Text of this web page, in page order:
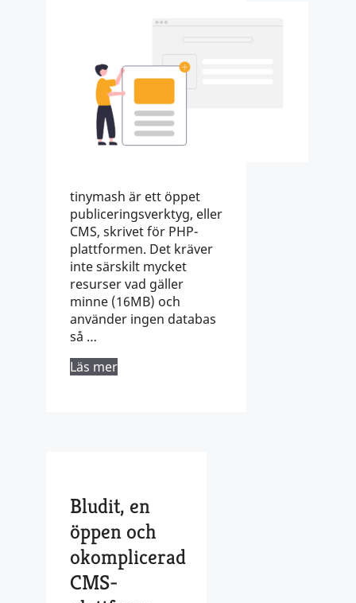
tinymash är ett öppet
publiceringsverktyg, eller
CMS, skrivet för PHP-
plattformen. Det kräver
inte särskilt mycket
resurser vad gäller
minne (16MB) och
använder ingen databas
så …
Läs mer
Bludit, en
öppen och
okomplicerad
CMS-